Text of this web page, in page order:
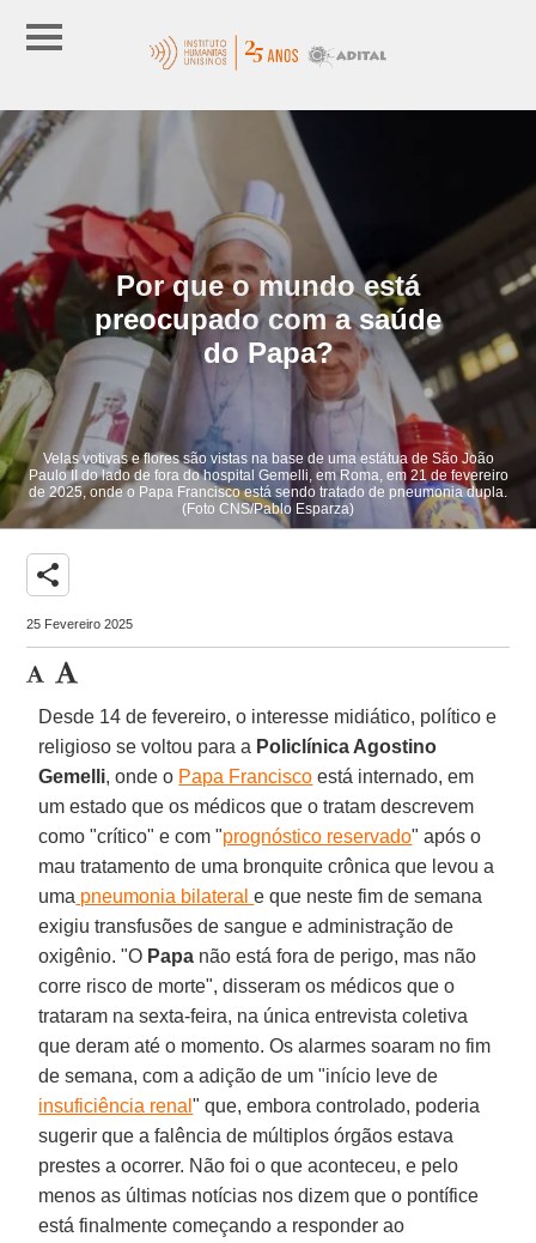
Por que o mundo está
preocupado com a saúde
do Papa?
Velas votivas e flores são vistas na base de uma estátua de São João
Paulo II do lado de fora do hospital Gemelli, em Roma, em 21 de fevereiro
de 2025, onde o Papa Francisco está sendo tratado de pneumonia dupla.
(Foto CNS/Pablo Esparza)
share
25 Fevereiro 2025
Desde 14 de fevereiro, o interesse midiático, político e
religioso se voltou para a Policlínica Agostino
Gemelli, onde o Papa Francisco está internado, em
um estado que os médicos que o tratam descrevem
como "crítico" e com "prognóstico reservado" após o
mau tratamento de uma bronquite crônica que levou a
uma pneumonia bilaterale que neste fim de semana
exigiu transfusões de sangue e administração de
oxigênio. "O Papa não está fora de perigo, mas não
corre risco de morte", disseram os médicos que o
trataram na sexta-feira, na única entrevista coletiva
que deram até o momento. Os alarmes soaram no fim
de semana, com a adição de um "início leve de
insuficiência renal" que, embora controlado, poderia
sugerir que a falência de múltiplos órgãos estava
prestes a ocorrer. Não foi o que aconteceu, e pelo
menos as últimas notícias nos dizem que o pontífice
está finalmente começando a responder ao